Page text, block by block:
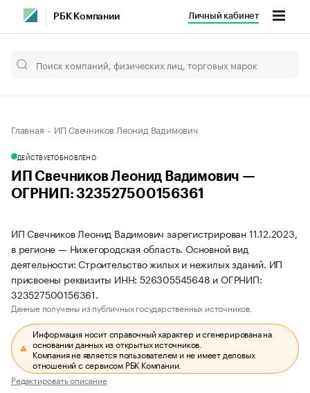
РБК Компании Личный кабинет
Главная ИП Свечников Леонид Вадимович
ДЕЙСТВУЕТОБНОВЛЕНО
ИП Свечников Леонид Вадимович —
ОГРНИП: 323527500156361
ИП Свечников Леонид Вадимович зарегистрирован 11.12.2023,
в регионе — Нижегородская область. Основной вид
деятельности: Строительство жилых и нежилых зданий. ИП
присвоены реквизиты ИНН: 526305545648 и ОГРНИП:
323527500156361.
Данные получены из публичных государственных источников.
Информация носит справочный характер и сгенерирована на
основании данных из открытых источников.
Компания не является пользователем и не имеет деловых
отношений с сервисом РБК Компании.
Редактировать описание